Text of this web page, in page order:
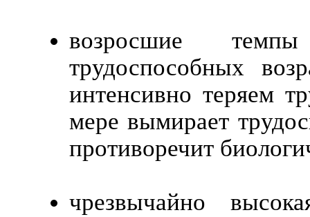
возросшие
трудоспособных
интенсивно теряем
мере вымирает
противоречит
чрезвычайно